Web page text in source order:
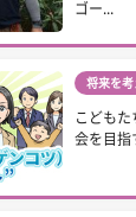
ゴー...
将来を考
こども
会を目指